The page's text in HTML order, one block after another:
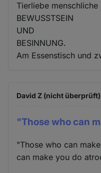
Tierliebe
BEWUSSTSEIN
UND
BESINNUNG.
Am Essenstisch und
David Z (nicht überprüft)
"Those who can
"Those who can
can make you do